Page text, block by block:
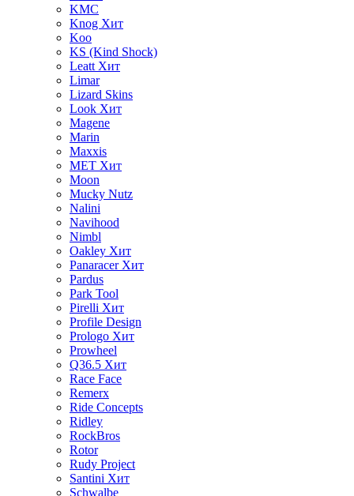
KMC
Knog Хит
Koo
KS (Kind Shock)
Leatt Хит
Limar
Lizard Skins
Look Хит
Magene
Marin
Maxxis
MET Хит
Moon
Mucky Nutz
Nalini
Navihood
Nimbl
Oakley Хит
Panaracer Хит
Pardus
Park Tool
Pirelli Хит
Profile Design
Prologo Хит
Prowheel
Q36.5 Хит
Race Face
Remerx
Ride Concepts
Ridley
RockBros
Rotor
Rudy Project
Santini Хит
Schwalbe